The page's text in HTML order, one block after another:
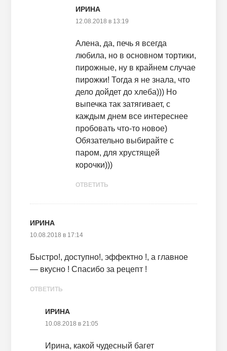
ИРИНА
12.08.2018 в 13:19
Алена, да, печь я всегда
любила, но в основном тортики,
пирожные, ну в крайнем случае
пирожки! Тогда я не знала, что
дело дойдет до хлеба))) Но
выпечка так затягивает, с
каждым днем все интереснее
пробовать что-то новое)
Обязательно выбирайте с
паром, для хрустящей
корочки)))
ОТВЕТИТЬ
ИРИНА
10.08.2018 в 17:14
Быстро!, доступно!, эффектно !, а главное
— вкусно ! Спасибо за рецепт !
ОТВЕТИТЬ
ИРИНА
10.08.2018 в 21:05
Ирина, какой чудесный багет